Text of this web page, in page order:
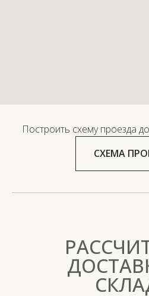
Построить схему проезда
СХЕМА